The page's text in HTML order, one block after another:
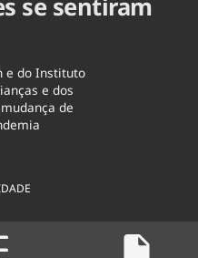
se sentiram
e do Instituto
e dos
de